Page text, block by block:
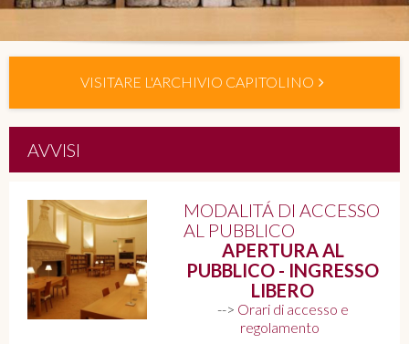
VISITARE L'ARCHIVIO CAPITOLINO
AVVISI
MODALITÁ DI ACCESSO
AL PUBBLICO
APERTURA AL
PUBBLICO - INGRESSO
LIBERO
--> Orari di accesso e
regolamento